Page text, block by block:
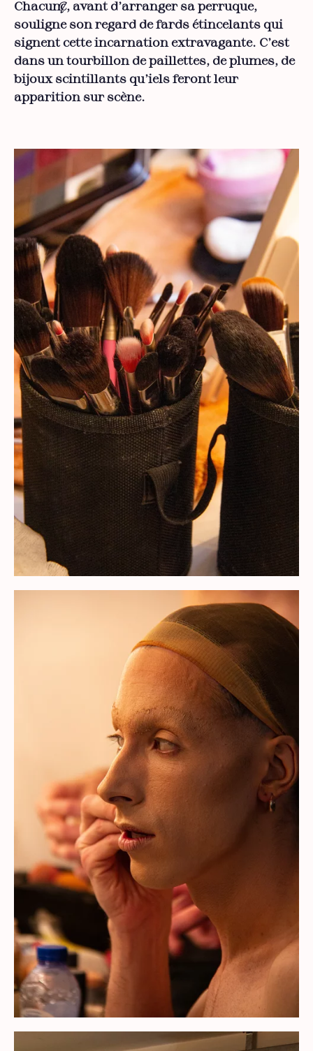
Chacun·e, avant d’arranger sa perruque,
souligne son regard de fards étincelants qui
signent cette incarnation extravagante. C’est
dans un tourbillon de paillettes, de plumes, de
bijoux scintillants qu’iels feront leur
apparition sur scène.